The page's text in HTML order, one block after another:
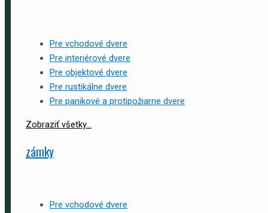
Pre vchodové dvere
Pre interiérové dvere
Pre objektové dvere
Pre rustikálne dvere
Pre panikové a protipožiarne dvere
Zobraziť všetky...
zámky
Pre vchodové dvere